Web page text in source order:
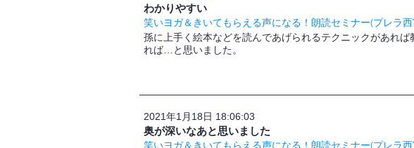
わかりやすい
笑いヨガ＆きいてもらえる声になる！朗読セミナー(プレラ西
孫に上手く絵本などを読んであげられるテクニックがあれ
れば…と思いました。
2021年1月18日 18:06:03
奥が深いなあと思いました
笑いヨガ＆きいてもらえる声になる！朗読セミナー(プレラ西